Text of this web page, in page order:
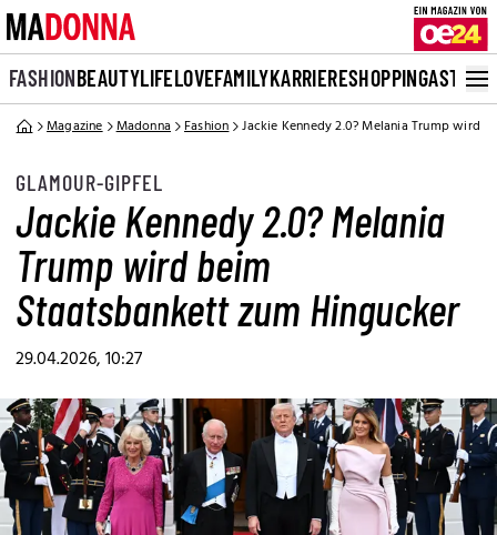
FASHIONBEAUTYLIFELOVEFAMILYKARRIERESHOPPINGASTRO
Magazine Madonna Fashion Jackie Kennedy 2.0? Melania Trump wird
GLAMOUR-GIPFEL
Jackie Kennedy 2.0? Melania
Trump wird beim
Staatsbankett zum Hingucker
29.04.2026, 10:27